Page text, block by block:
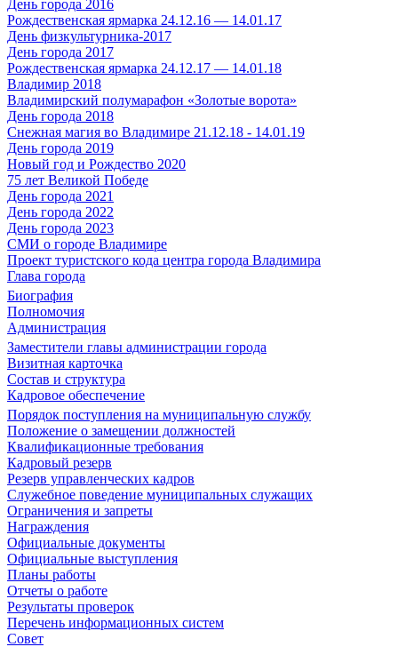
День города 2016
Рождественская ярмарка 24.12.16 — 14.01.17
День физкультурника-2017
День города 2017
Рождественская ярмарка 24.12.17 — 14.01.18
Владимир 2018
Владимирский полумарафон «Золотые ворота»
День города 2018
Снежная магия во Владимире 21.12.18 - 14.01.19
День города 2019
Новый год и Рождество 2020
75 лет Великой Победе
День города 2021
День города 2022
День города 2023
СМИ о городе Владимире
Проект туристского кода центра города Владимира
Глава города
Биография
Полномочия
Администрация
Заместители главы администрации города
Визитная карточка
Состав и структура
Кадровое обеспечение
Порядок поступления на муниципальную службу
Положение о замещении должностей
Квалификационные требования
Кадровый резерв
Резерв управленческих кадров
Служебное поведение муниципальных служащих
Ограничения и запреты
Награждения
Официальные документы
Официальные выступления
Планы работы
Отчеты о работе
Результаты проверок
Перечень информационных систем
Совет